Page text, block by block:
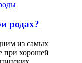
родах?
из самых
при хорошей